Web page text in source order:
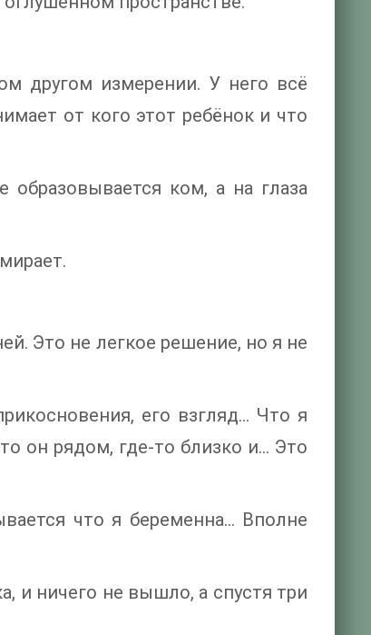
другом измерении. У него всё
от кого этот ребёнок и что
образовывается ком, а на глаза
Это не легкое решение, но я не
его взгляд… Что я
он рядом, где-то близко и… Это
что я беременна… Вполне
и ничего не вышло, а спустя три